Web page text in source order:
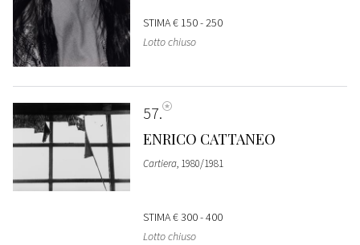
STIMA€ 150 - 250
Lotto chiuso
57
ENRICO CATTANEO
Cartiera, 1980/1981
STIMA€ 300 - 400
Lotto chiuso